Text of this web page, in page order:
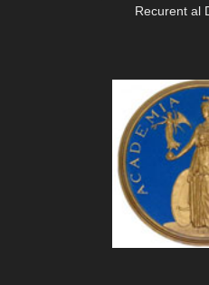
Recurent al